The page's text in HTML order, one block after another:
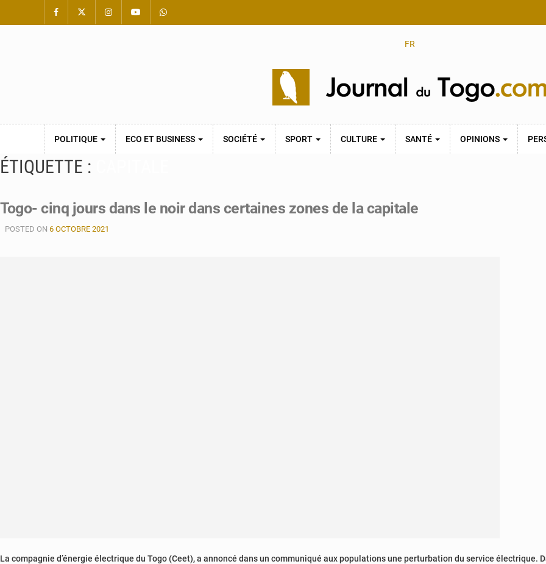
FR
POLITIQUE ECO ET BUSINESS SOCIÉTÉ SPORT CULTURE SANTÉ OPINIONS
ÉTIQUETTE :
Togo- cinq jours dans le noir dans certaines zones de la capitale
POSTED ON 6 OCTOBRE 2021
La compagnie d’énergie électrique du Togo (Ceet), a annoncé dans un communiqué aux populations une perturbation du service électrique.